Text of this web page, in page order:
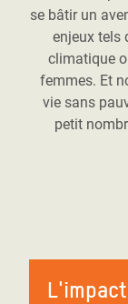
se bâtir un
enjeux tels
climatique
femmes. Et
vie sans
petit